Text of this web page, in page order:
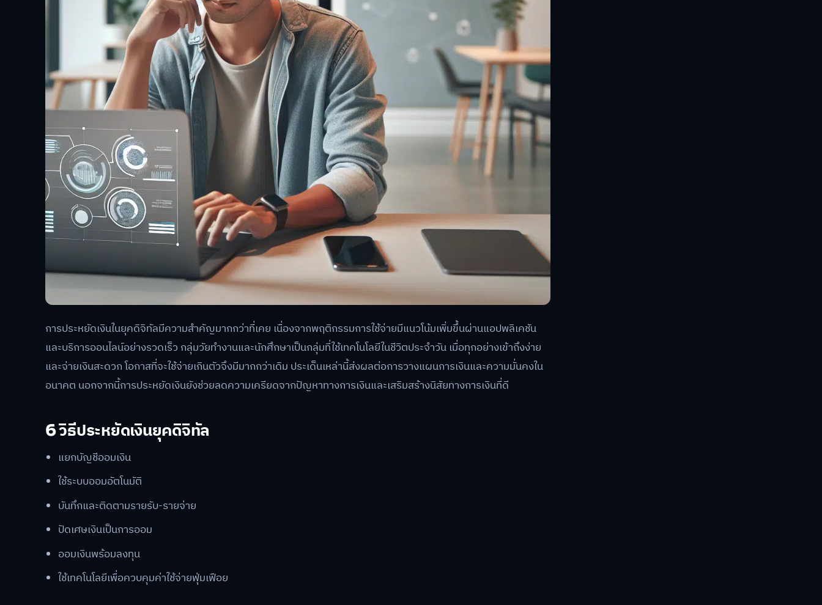
การประหยัดเงินในยุคดิจิทัลมีความสำคัญมากกว่าที่เคย เนื่องจากพฤติกรรมการใช้จ่ายมีแนวโน้มเพิ่มขึ้นผ่านแอปพลิเคชัน
และบริการออนไลน์อย่างรวดเร็ว กลุ่มวัยทำงานและนักศึกษาเป็นกลุ่มที่ใช้เทคโนโลยีในชีวิตประจำวัน เมื่อทุกอย่างเข้าถึงง่าย
และจ่ายเงินสะดวก โอกาสที่จะใช้จ่ายเกินตัวจึงมีมากกว่าเดิม ประเด็นเหล่านี้ส่งผลต่อการวางแผนการเงินและความมั่นคงใน
อนาคต นอกจากนี้การประหยัดเงินยังช่วยลดความเครียดจากปัญหาทางการเงินและเสริมสร้างนิสัยทางการเงินที่ดี
6 วิธีประหยัดเงินยุคดิจิทัล
แยกบัญชีออมเงิน
ใช้ระบบออมอัตโนมัติ
บันทึกและติดตามรายรับ-รายจ่าย
ปัดเศษเงินเป็นการออม
ออมเงินพร้อมลงทุน
ใช้เทคโนโลยีเพื่อควบคุมค่าใช้จ่ายฟุ่มเฟือย